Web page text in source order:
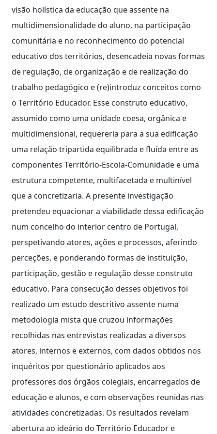
visão holística da educação que assente na
multidimensionalidade do aluno, na participação
comunitária e no reconhecimento do potencial
educativo dos territórios, desencadeia novas formas
de regulação, de organização e de realização do
trabalho pedagógico e (re)introduz conceitos como
o Território Educador. Esse construto educativo,
assumido como uma unidade coesa, orgânica e
multidimensional, requereria para a sua edificação
uma relação tripartida equilibrada e fluída entre as
componentes Território-Escola-Comunidade e uma
estrutura competente, multifacetada e multinível
que a concretizaria. A presente investigação
pretendeu equacionar a viabilidade dessa edificação
num concelho do interior centro de Portugal,
perspetivando atores, ações e processos, aferindo
perceções, e ponderando formas de instituição,
participação, gestão e regulação desse construto
educativo. Para consecução desses objetivos foi
realizado um estudo descritivo assente numa
metodologia mista que cruzou informações
recolhidas nas entrevistas realizadas a diversos
atores, internos e externos, com dados obtidos nos
inquéritos por questionário aplicados aos
professores dos órgãos colegiais, encarregados de
educação e alunos, e com observações reunidas nas
atividades concretizadas. Os resultados revelam
abertura ao ideário do Território Educador e